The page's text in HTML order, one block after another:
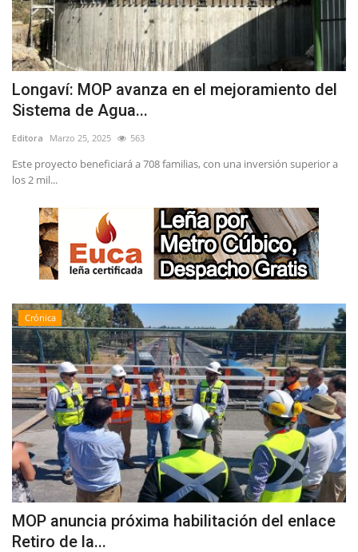
Longaví: MOP avanza en el mejoramiento del
Sistema de Agua...
Editora Marzo 25, 2025 563
Este proyecto beneficiará a 708 familias, con una inversión superior a
los 2 mil...
Crónica
MOP anuncia próxima habilitación del enlace
Retiro de la...